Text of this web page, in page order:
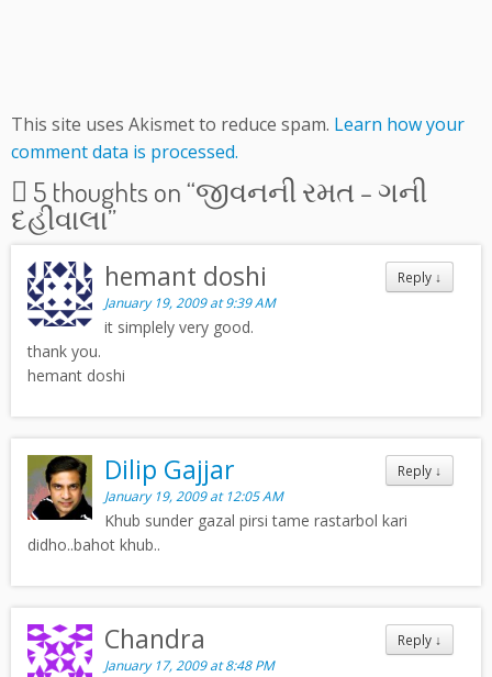
This site uses Akismet to reduce spam. Learn how your
comment data is processed.
5 thoughts on “જીવનની રમત – ગની
દહીંવાલા”
Reply ↓
hemant doshi
January 19, 2009 at 9:39 AM
it simplely very good.
thank you.
hemant doshi
Reply ↓
Dilip Gajjar
January 19, 2009 at 12:05 AM
Khub sunder gazal pirsi tame rastarbol kari
didho..bahot khub..
Reply ↓
Chandra
January 17, 2009 at 8:48 PM